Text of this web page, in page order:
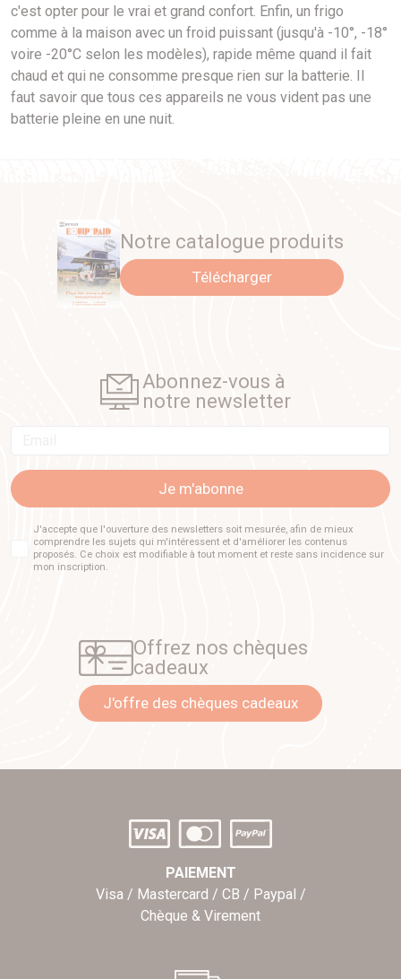
c'est opter pour le vrai et grand confort. Enfin, un frigo
comme à la maison avec un froid puissant (jusqu'à -10°, -18°
voire -20°C selon les modèles), rapide même quand il fait
chaud et qui ne consomme presque rien sur la batterie. Il
faut savoir que tous ces appareils ne vous vident pas une
batterie pleine en une nuit.
Notre catalogue produits
Télécharger
Abonnez-vous à
notre newsletter
Je m'abonne
J'accepte que l'ouverture des newsletters soit mesurée, afin de mieux
comprendre les sujets qui m'intéressent et d'améliorer les contenus
proposés. Ce choix est modifiable à tout moment et reste sans incidence sur
mon inscription.
Offrez nos chèques
cadeaux
J'offre des chèques cadeaux
PAIEMENT
Visa / Mastercard / CB / Paypal /
Chèque & Virement